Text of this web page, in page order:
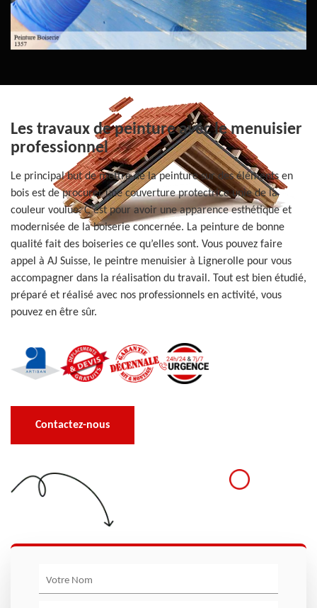
Les travaux de peinture avec le menuisier
professionnel
Le principal but de mettre de la peinture sur des éléments en
bois est de procurer une couverture protectrice unie de la
couleur voulue. C’est pour avoir une apparence esthétique et
modernisée de la boiserie concernée. La peinture de bonne
qualité fait des boiseries ce qu’elles sont. Vous pouvez faire
appel à AJ Suisse, le peintre menuisier à Lignerolle pour vous
accompagner dans la réalisation du travail. Tout est bien étudié,
préparé et réalisé avec nos professionnels en activité, vous
pouvez en être sûr.
Contactez-nous